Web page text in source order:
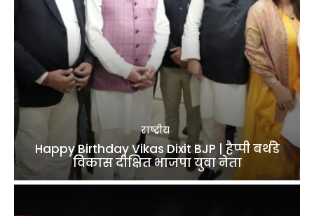
राष्ट्रीय
Happy Birthday Vikas Dixit BJP | हैप्पी बर्थडे
विकास दीक्षित भाजपा युवा नेता